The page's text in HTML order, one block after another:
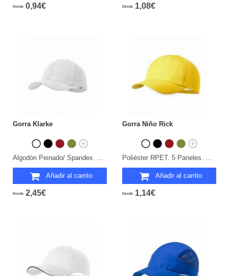
Desde 0,94€ Desde 1,08€
Gorra Klarke
Añadir al carrito
Desde 2,45€
Gorra Niño Rick
Añadir al carrito
Desde 1,14€